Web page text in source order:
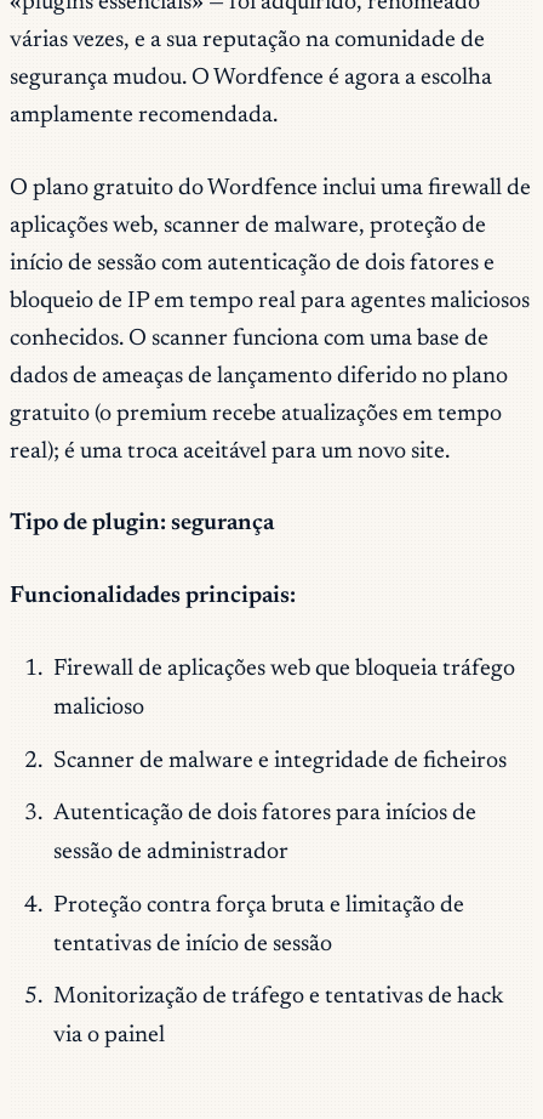
várias vezes, e a sua reputação na comunidade de
segurança mudou. O Wordfence é agora a escolha
amplamente recomendada.
O plano gratuito do Wordfence inclui uma firewall de
aplicações web, scanner de malware, proteção de
início de sessão com autenticação de dois fatores e
bloqueio de IP em tempo real para agentes maliciosos
conhecidos. O scanner funciona com uma base de
dados de ameaças de lançamento diferido no plano
gratuito (o premium recebe atualizações em tempo
real); é uma troca aceitável para um novo site.
Tipo de plugin: segurança
Funcionalidades principais:
Firewall de aplicações web que bloqueia tráfego
malicioso
Scanner de malware e integridade de ficheiros
Autenticação de dois fatores para inícios de
sessão de administrador
Proteção contra força bruta e limitação de
tentativas de início de sessão
Monitorização de tráfego e tentativas de hack
via o painel